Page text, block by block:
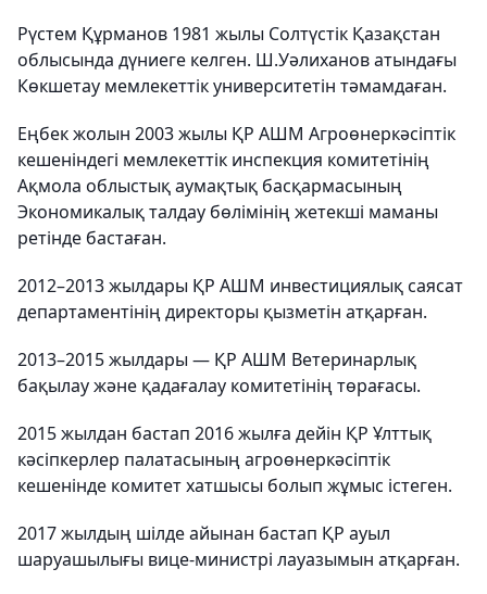
Рүстем Құрманов 1981 жылы Солтүстік Қазақстан
облысында дүниеге келген. Ш.Уәлиханов атындағы
Көкшетау мемлекеттік университетін тәмамдаған.
Еңбек жолын 2003 жылы ҚР АШМ Агроөнеркәсіптік
кешеніндегі мемлекеттік инспекция комитетінің
Ақмола облыстық аумақтық басқармасының
Экономикалық талдау бөлімінің жетекші маманы
ретінде бастаған.
2012–2013 жылдары ҚР АШМ инвестициялық саясат
департаментінің директоры қызметін атқарған.
2013–2015 жылдары — ҚР АШМ Ветеринарлық
бақылау және қадағалау комитетінің төрағасы.
2015 жылдан бастап 2016 жылға дейін ҚР Ұлттық
кәсіпкерлер палатасының агроөнеркәсіптік
кешенінде комитет хатшысы болып жұмыс істеген.
2017 жылдың шілде айынан бастап ҚР ауыл
шаруашылығы вице-министрі лауазымын атқарған.